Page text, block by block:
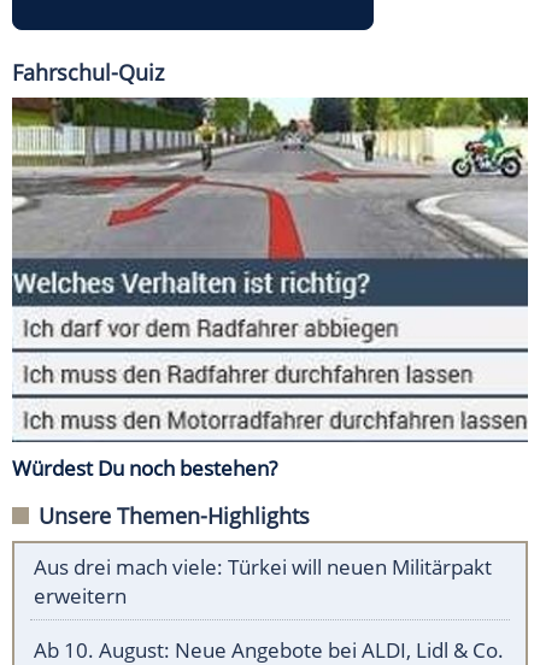
Fahrschul-Quiz
Würdest Du noch bestehen?
Unsere Themen-Highlights
Aus drei mach viele: Türkei will neuen Militärpakt
erweitern
Ab 10. August: Neue Angebote bei ALDI, Lidl & Co.